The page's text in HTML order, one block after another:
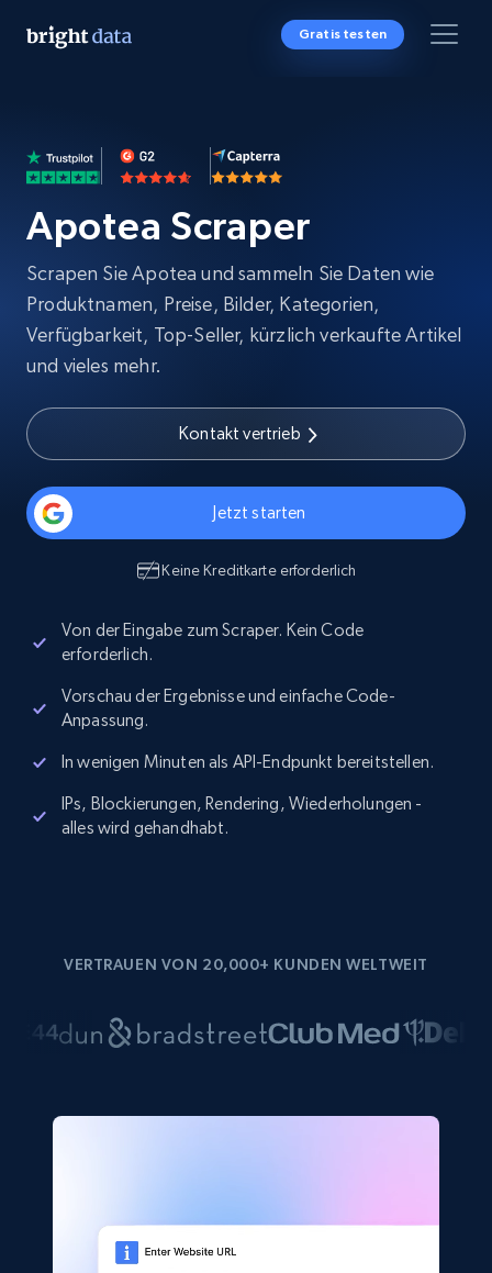
Gratis testen
Apotea Scraper
Scrapen Sie Apotea und sammeln Sie Daten wie
Produktnamen, Preise, Bilder, Kategorien,
Verfügbarkeit, Top-Seller, kürzlich verkaufte Artikel
und vieles mehr.
Kontakt vertrieb
Jetzt starten
Keine Kreditkarte erforderlich
Von der Eingabe zum Scraper. Kein Code
erforderlich.
Vorschau der Ergebnisse und einfache Code-
Anpassung.
In wenigen Minuten als API-Endpunkt bereitstellen.
IPs, Blockierungen, Rendering, Wiederholungen -
alles wird gehandhabt.
VERTRAUEN VON 20,000+ KUNDEN WELTWEIT